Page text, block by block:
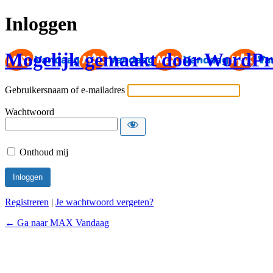
Inloggen
Mogelijk gemaakt door
Gebruikersnaam of e-mailadres
Wachtwoord
Onthoud mij
Registreren | Je wachtwoord vergeten?
← Ga naar MAX Vandaag